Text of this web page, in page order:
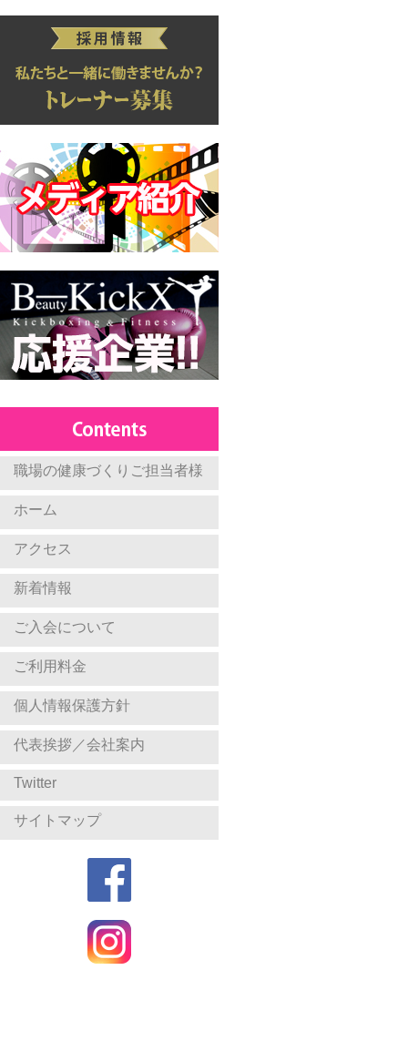
職場の健康づくりご担当者様
ホーム
アクセス
新着情報
ご入会について
ご利用料金
個人情報保護方針
代表挨拶／会社案内
Twitter
サイトマップ